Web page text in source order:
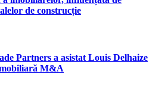
de construcție
Partners a asistat Louis Delhaize
M&A